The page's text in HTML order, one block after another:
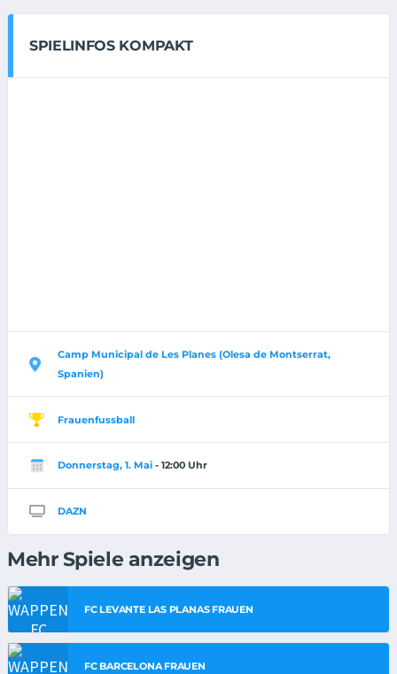
SPIELINFOS KOMPAKT
Camp Municipal de Les Planes (Olesa de Montserrat,
Spanien)
Frauenfussball
Donnerstag, 1. Mai - 12:00 Uhr
DAZN
Mehr Spiele anzeigen
FC LEVANTE LAS PLANAS FRAUEN
FC BARCELONA FRAUEN